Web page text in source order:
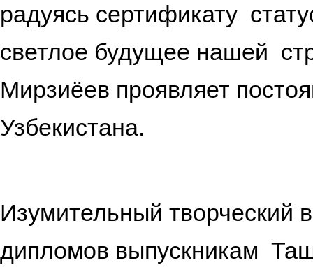
радуясь сертификату
светлое будущее нашей
Мирзиёев проявляет
Изумительный творческий
дипломов выпускникам